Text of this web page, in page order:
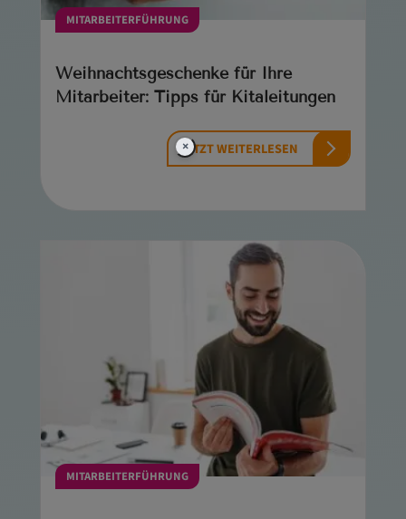
×
MITARBEITERFÜHRUNG
Weihnachtsgeschenke für Ihre
Mitarbeiter: Tipps für Kitaleitungen
JETZT WEITERLESEN
MITARBEITERFÜHRUNG